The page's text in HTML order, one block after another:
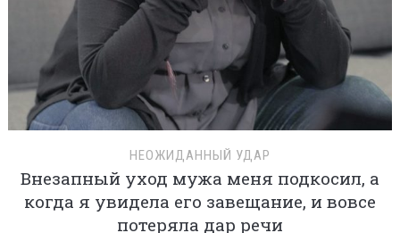
НЕОЖИДАННЫЙ УДАР
Внезапный уход мужа меня подкосил, а
когда я увидела его завещание, и вовсе
потеряла дар речи